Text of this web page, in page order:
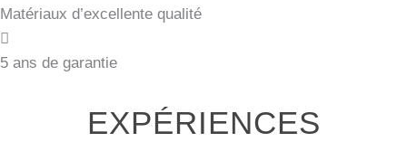
Matériaux d’excellente qualité
5 ans de garantie
EXPÉRIENCES